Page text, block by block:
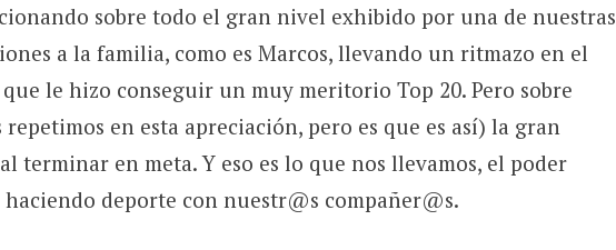
sobre todo el gran nivel exhibido por una de nuestras
a la familia, como es Marcos, llevando un ritmazo en el
le hizo conseguir un muy meritorio Top 20. Pero sobre
repetimos en esta apreciación, pero es que es así) la gran
terminar en meta. Y eso es lo que nos llevamos, el poder
deporte con nuestr@s compañer@s.